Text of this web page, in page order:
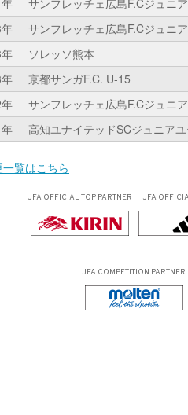
サンフレッチェ広島F.Cジュニ
ソレッソ熊本
京都サンガF.C. U-15
サンフレッチェ広島F.Cジュニ
高知ユナイテッドSCジュニア
覧はこちら
JFA OFFICIALTOP PARTNER JFA
JFA COMPETITION PARTNER